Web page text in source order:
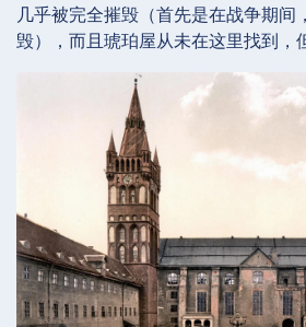
几乎被完全摧毁（首先是在战争期间
毁），而且琥珀屋从未在这里找到，